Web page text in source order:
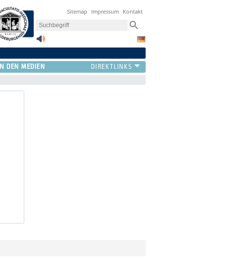
Sitemap Impressum Kontakt
IN DEN MEDIEN